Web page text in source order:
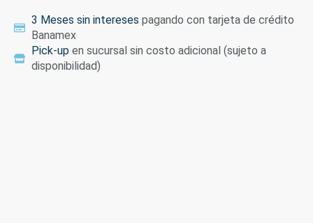
3 Meses sin intereses pagando con tarjeta de crédito
Banamex
Pick-up en sucursal sin costo adicional (sujeto a
disponibilidad)